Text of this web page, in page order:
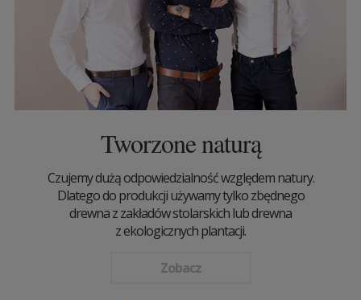
Tworzone naturą
Czujemy dużą odpowiedzialność względem natury.
Dlatego do produkcji używamy tylko zbędnego
drewna z zakładów stolarskich lub drewna
z ekologicznych plantacji.
Zobacz